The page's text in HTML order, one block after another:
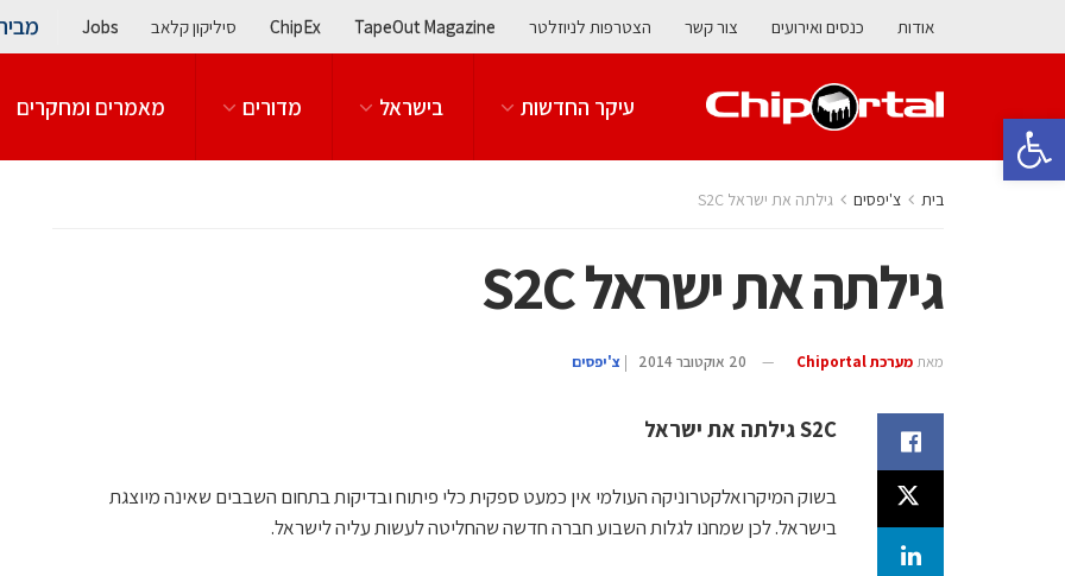
פתח סרגל נגישות
אודות כנסים ואירועים צור קשר הצטרפות לניוזלטר TapeOut Magazine
ChipEx סיליקון קלאב Jobs
עיקר החדשות בישראל מדורים מאמרים ומחקרים
בית צ'יפסים גילתה את ישראל S2C
גילתה את ישראל S2C
מאת מערכת Chiportal 20 אוקטובר 2014 | צ'יפסים
S2C גילתה את ישראל
בשוק המיקרואלקטרוניקה העולמי אין כמעט ספקית כלי פיתוח ובדיקות בתחום השבבים שאינה מיוצגת
בישראל. לכן שמחנו לגלות השבוע חברה חדשה שהחליטה לעשות עליה לישראל.